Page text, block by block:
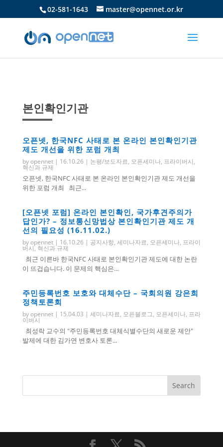
02-581-1643 master@opennet.or.kr
본인확인기관
오픈넷, 한국NFC 사태로 본 온라인 본인확인기관
제도 개선을 위한 포럼 개최
byopennet| 16.10.26| 논평/보도자료, 오픈세미나, 프라이버시,
혁신과 규제
오픈넷, 한국NFC 사태로 본 온라인 본인확인기관 제도 개선을
위한 포럼 개최 최근...
[오픈넷 포럼] 온라인 본인확인, 국가후견주의가
답인가? – 정보통신망법상 본인확인기관 제도 개
선의 필요성 (16.11.02.)
byopennet| 16.10.26| 공지사항, 세미나자료, 오픈세미나, 프라이
버시, 혁신과 규제
최근 이른바 한국NFC 사태로 본인확인기관 제도에 대한 논란
이 뜨겁습니다. 이 문제의 핵심은...
주민등록번호 보호와 대체수단 – 국회의원 강은희
정책토론회
byopennet| 15.04.03 | 세미나자료, 오픈블로그, 오픈세미나, 프라
이버시
최성락 교수의 "주민등록번호 대체식별수단의 새로운 제안"
발제에 대한 김가연 변호사 토론...